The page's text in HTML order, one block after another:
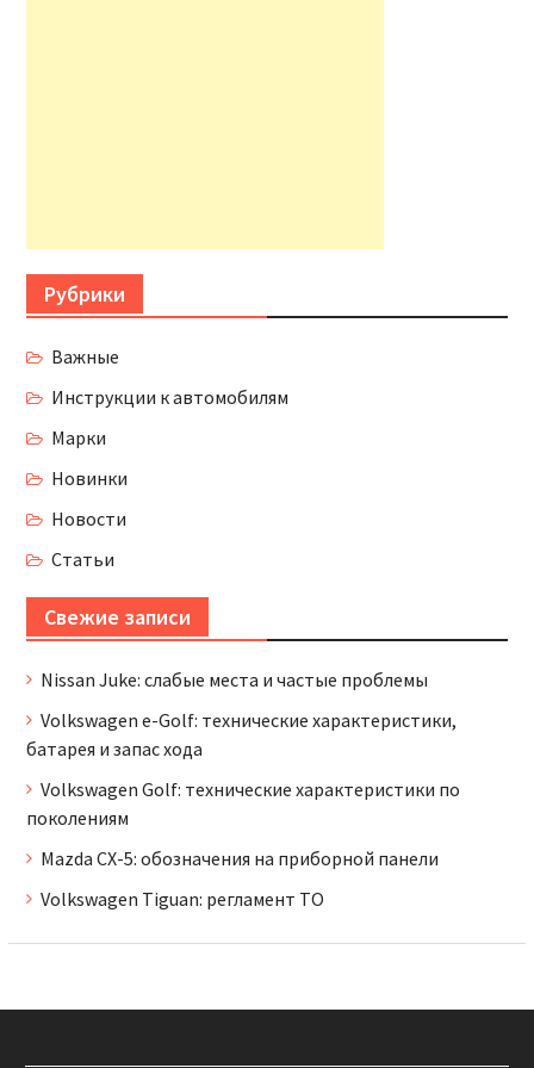
Рубрики
Важные
Инструкции к автомобилям
Марки
Новинки
Новости
Статьи
Свежие записи
Nissan Juke: слабые места и частые проблемы
Volkswagen e-Golf: технические характеристики,
батарея и запас хода
Volkswagen Golf: технические характеристики по
поколениям
Mazda CX-5: обозначения на приборной панели
Volkswagen Tiguan: регламент ТО